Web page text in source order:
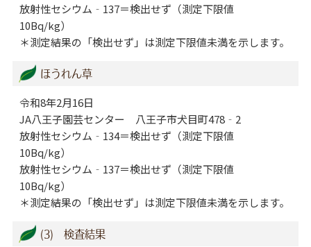
放射性セシウム‐137＝検出せず（測定下限値
10Bq/kg）
＊測定結果の「検出せず」は測定下限値未満を示します。
ほうれん草
令和8年2月16日
JA八王子園芸センター 八王子市犬目町478‐2
放射性セシウム‐134＝検出せず（測定下限値
10Bq/kg）
放射性セシウム‐137＝検出せず（測定下限値
10Bq/kg）
＊測定結果の「検出せず」は測定下限値未満を示します。
(3) 検査結果